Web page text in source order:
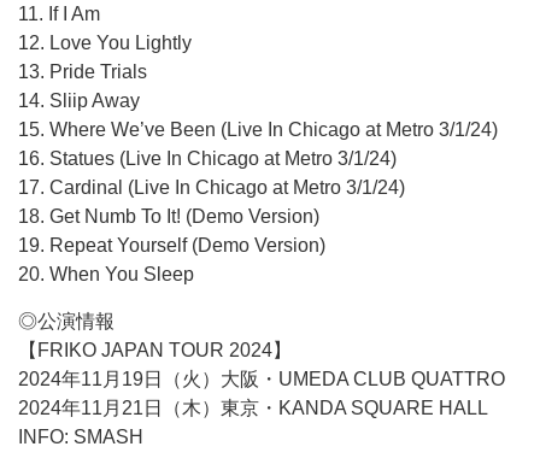
11. If I Am
12. Love You Lightly
13. Pride Trials
14. Sliip Away
15. Where We’ve Been (Live In Chicago at Metro 3/1/24)
16. Statues (Live In Chicago at Metro 3/1/24)
17. Cardinal (Live In Chicago at Metro 3/1/24)
18. Get Numb To It! (Demo Version)
19. Repeat Yourself (Demo Version)
20. When You Sleep
◎公演情報
【FRIKO JAPAN TOUR 2024】
2024年11月19日（火）大阪・UMEDA CLUB QUATTRO
2024年11月21日（木）東京・KANDA SQUARE HALL
INFO: SMASH